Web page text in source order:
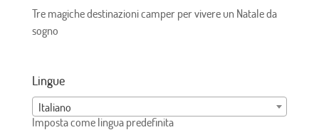
Tre magiche destinazioni camper per vivere un Natale da
sogno
Lingue
Italiano
Imposta come lingua predefinita